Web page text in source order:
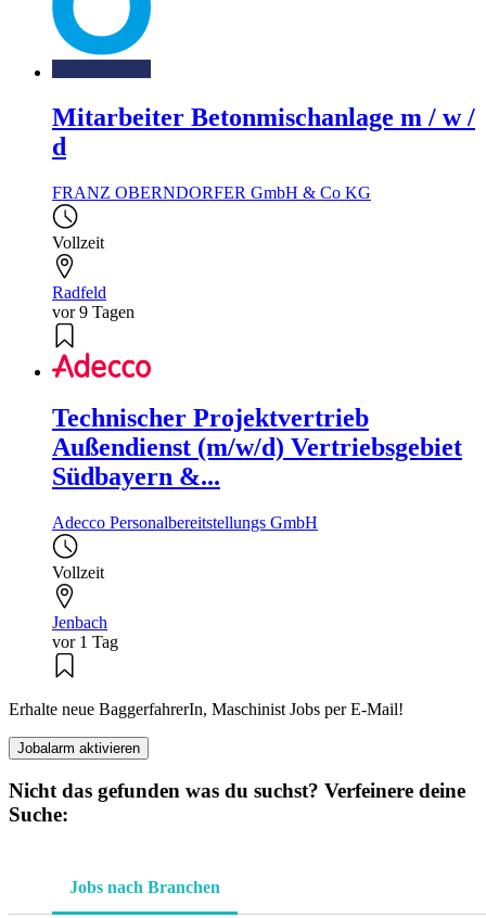
Mitarbeiter Betonmischanlage m / w /
d
FRANZ OBERNDORFER GmbH & Co KG
Vollzeit
Radfeld
vor 9 Tagen
Technischer Projektvertrieb
Außendienst (m/w/d) Vertriebsgebiet
Südbayern &...
Adecco Personalbereitstellungs GmbH
Vollzeit
Jenbach
vor 1 Tag
Erhalte neue BaggerfahrerIn, Maschinist Jobs per E-Mail!
Jobalarm aktivieren
Nicht das gefunden was du suchst? Verfeinere deine
Suche:
Jobs nach Branchen